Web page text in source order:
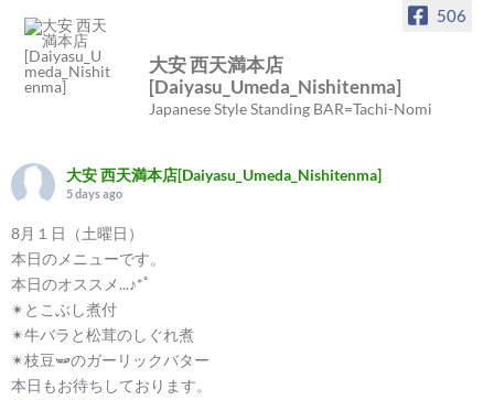
506
大安 西天満本店
[Daiyasu_Umeda_Nishitenma]
Japanese Style Standing BAR=Tachi-Nomi
大安 西天満本店[Daiyasu_Umeda_Nishitenma]
5 days ago
8月１日（土曜日）
本日のメニューです。
本日のオススメ...♪*ﾟ
✴︎とこぶし煮付
✴︎牛バラと松茸のしぐれ煮
✴︎枝豆🫛のガーリックバター
本日もお待ちしております。